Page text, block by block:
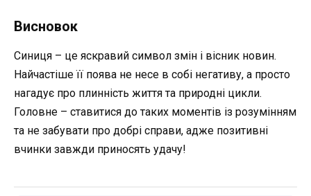
Висновок
Синиця – це яскравий символ змін і вісник новин.
Найчастіше її поява не несе в собі негативу, а просто
нагадує про плинність життя та природні цикли.
Головне – ставитися до таких моментів із розумінням
та не забувати про добрі справи, адже позитивні
вчинки завжди приносять удачу!